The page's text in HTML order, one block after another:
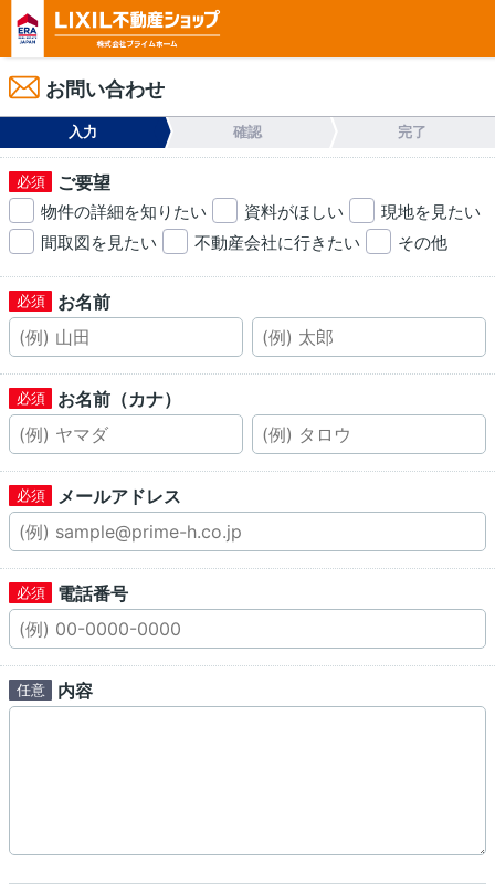
お問い合わせ
入力 確認 完了
ご要望
物件の詳細を知りたい 資料がほしい
現地を見たい
間取図を見たい
不動産会社に行きたい その他
お名前
お名前（カナ）
メールアドレス
電話番号
内容